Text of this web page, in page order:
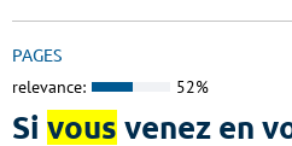
PAGES
relevance: 52%
Si vous venez en